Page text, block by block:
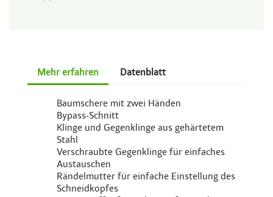
Mehr erfahren Datenblatt
Baumschere mit zwei Händen
Bypass-Schnitt
Klinge und Gegenklinge aus gehärtetem
Stahl
Verschraubte Gegenklinge für einfaches
Austauschen
Rändelmutter für einfache Einstellung des
Schneidkopfes